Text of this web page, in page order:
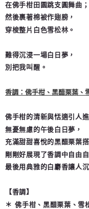
在佛手柑田園跳支圓舞曲；
然後裹著棉被作翅膀，
穿梭整片白色雪松林。
難得沉浸一場白日夢，
別把我叫醒。
香調：佛手柑、黑醋栗葉、
佛手柑的清新與恬適引人
無憂無慮的午後白日夢，
充滿甜甜喜悅的黑醋栗葉
剛剛好展現了香調中自由
最後用典雅的白麝香讓人
【香調】
＊ 佛手柑、黑醋栗葉、雪